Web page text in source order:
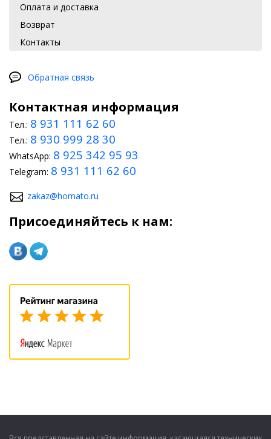
Оплата и доставка
Возврат
Контакты
Обратная связь
Контактная информация
Тел.: 8 931 111 62 60
Тел.: 8 930 999 28 30
WhatsApp: 8 925 342 95 93
Telegram: 8 931 111 62 60
zakaz@homato.ru
Присоединяйтесь к нам: